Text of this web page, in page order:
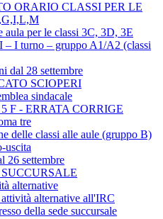
ORARIO CLASSI PER LE
aula per le classi 3C, 3D, 3E
– I turno – gruppo A1/A2 (classi
dal 28 settembre
SCIOPERI
sindacale
F - ERRATA CORRIGE
tre
delle classi alle aule (gruppo B)
uscita
26 settembre
alternative
alternative all'IRC
della sede succursale